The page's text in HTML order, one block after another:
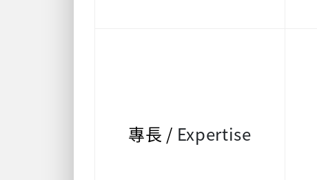
專長 / Expertise